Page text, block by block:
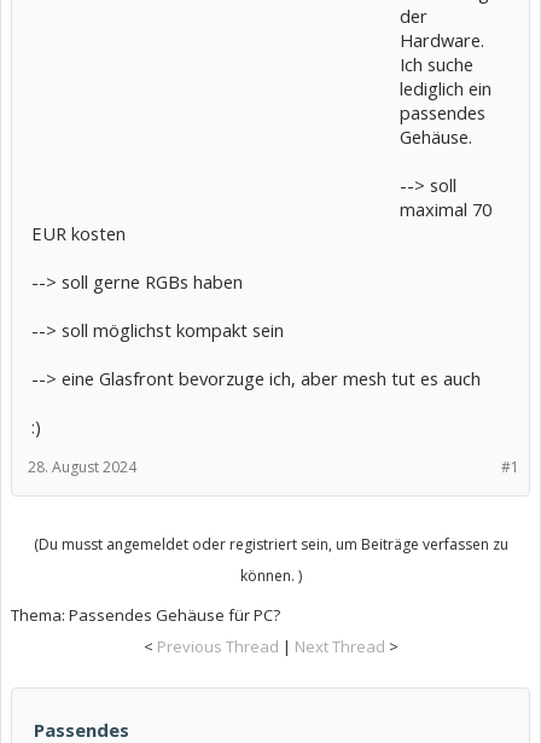
der
Hardware.
Ich suche
lediglich ein
passendes
Gehäuse.
--> soll
maximal 70
EUR kosten
--> soll gerne RGBs haben
--> soll möglichst kompakt sein
--> eine Glasfront bevorzuge ich, aber mesh tut es auch
:)
#1
28. August 2024
(Du musst angemeldet oder registriert sein, um Beiträge verfassen zu
können. )
Thema: Passendes Gehäuse für PC?
< Previous Thread | Next Thread >
Passendes